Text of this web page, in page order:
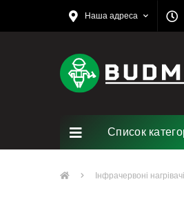
Наша адреса
Список
Інфрачервоні нагрівачі